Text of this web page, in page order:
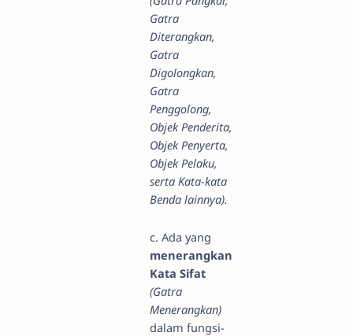
Gatra
Diterangkan,
Gatra
Digolongkan,
Gatra
Penggolong,
Objek Penderita,
Objek Penyerta,
Objek Pelaku,
serta Kata-kata
Benda lainnya).
c. Ada yang
menerangkan
Kata Sifat
(Gatra
Menerangkan)
dalam fungsi-